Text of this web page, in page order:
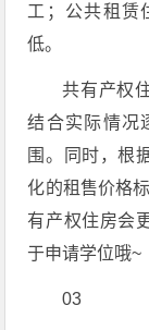
工；公共租赁
低。
共有产权
结合实际情况
围。同时，根
化的租售价格
有产权住房会
于申请学位哦~
03